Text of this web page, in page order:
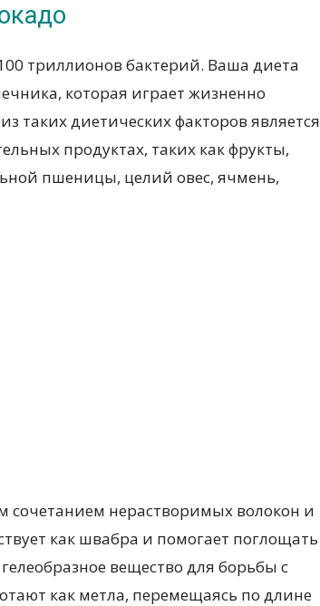
триллионов бактерий. Ваша диета
которая играет жизненно
таких диетических факторов является
продуктах, таких как фрукты,
пшеницы, целий овес, ячмень,
сочетанием нерастворимых волокон и
как швабра и помогает поглощать
вещество для борьбы с
как метла, перемещаясь по длине